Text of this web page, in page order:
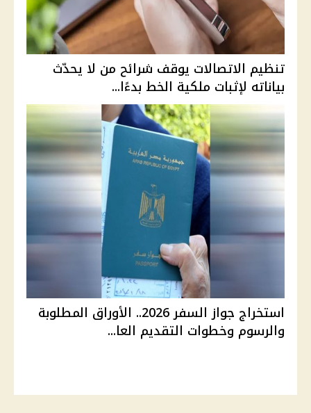
تنظيم الاتصالات يوقف شرائح من لا يحدّث
بياناته لإثبات ملكية الخط بدءًا...
استخراج جواز السفر 2026.. الأوراق المطلوبة
والرسوم وخطوات التقديم العا...